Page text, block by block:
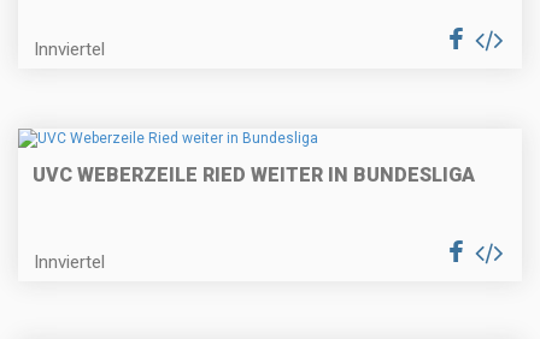
Innviertel
UVC WEBERZEILE RIED WEITER IN BUNDESLIGA
Innviertel